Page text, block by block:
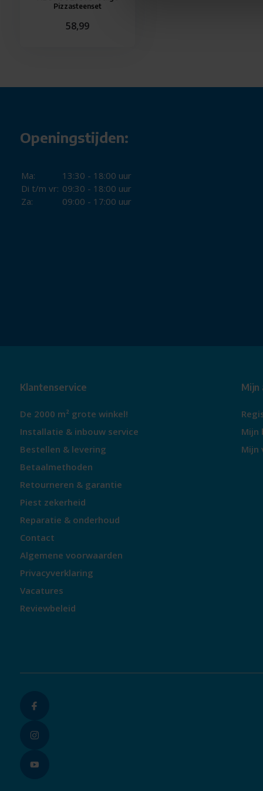
Pizzasteenset
58,99
Openingstijden:
Ma:
13:30 - 18:00 uur
Di t/m vr: 09:30 - 18:00 uur
Za:
09:00 - 17:00 uur
Klantenservice
De 2000 m² grote winkel!
Installatie & inbouw service
Bestellen & levering
Betaalmethoden
Retourneren & garantie
Piest zekerheid
Reparatie & onderhoud
Contact
Algemene voorwaarden
Privacyverklaring
Vacatures
Reviewbeleid
Mijn
Mijn
Mijn